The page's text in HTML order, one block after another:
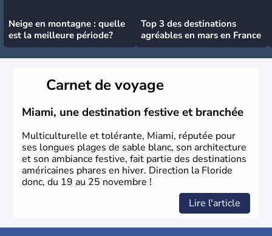
Neige en montagne : quelle
est la meilleure période?
Top 3 des destinations
agréables en mars en France
Carnet de voyage
Miami, une destination festive et branchée
Multiculturelle et tolérante, Miami, réputée pour
ses longues plages de sable blanc, son architecture
et son ambiance festive, fait partie des destinations
américaines phares en hiver. Direction la Floride
donc, du 19 au 25 novembre !
Lire l'article